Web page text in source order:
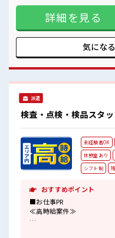
『少人数』だからコミュニ
明るすぎたり奇抜過ぎなけ
休憩室完備でランチや休憩
高収入もバッチリ目指せま
心配はほぼナシ！ ≪高時給案
1800円～スタート！
時間未満でほど
新しいことにチャ
環境が整ってい
していきましょう！！ ■職場の雰囲気 『少人数
ばヘアカラーOK
高収入もバッチ
詳細を見る
気にな
派遣
検査・点検・検品スタ
未経験者OK
休憩室あり
シフト制
おすすめポイント
■お仕事PR
≪高時給案件≫
未経験スタートでも時給